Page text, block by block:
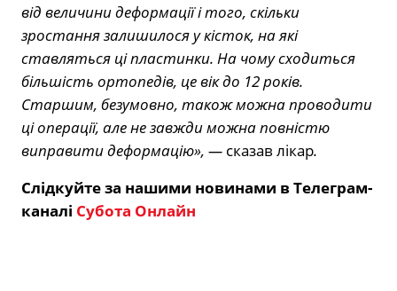
від величини деформації і того, скільки
зростання залишилося у кісток, на які
ставляться ці пластинки. На чому сходиться
більшість ортопедів, це вік до 12 років.
Старшим, безумовно, також можна проводити
ці операції, але не завжди можна повністю
виправити деформацію», — сказав лікар.
Слідкуйте за нашими новинами в Телеграм-
каналі Субота Онлайн